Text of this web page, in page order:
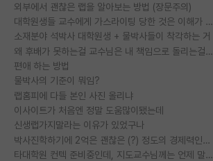
외부에서 괜찮은 랩을 알아보는 방법 (장문주의)
대학원생들 교수에게 가스라이팅 당한 것은 이해가 갑니다. 안타깝네요.
소재분야 석박사 대학원생 + 물박사들이 착각하는 거
왜 후배가 못하는걸 교수님은 내 책임으로 돌리는걸까요?
편애 하는 방법
물박사의 기준이 뭐임?
랩홈피에 다들 본인 사진 올리냐
이사이트가 처음엔 정말 도움많이됐는데
신생랩가지말라는 이유가 있었구나
박사진학하기에 2억은 괜찮은 (?) 정도의 경제력인가요
타대학원 컨텍 준비중인데, 지도교수님께는 언제 말씀드려야 할까요?